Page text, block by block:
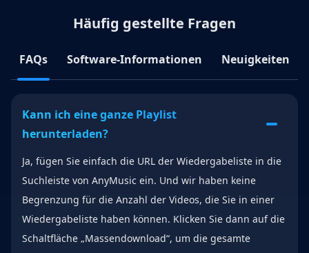
Häufig gestellte Fragen
FAQs Software-Informationen Neuigkeiten
Kann ich eine ganze Playlist
herunterladen?
Ja, fügen Sie einfach die URL der Wiedergabeliste in die
Suchleiste von AnyMusic ein. Und wir haben keine
Begrenzung für die Anzahl der Videos, die Sie in einer
Wiedergabeliste haben können. Klicken Sie dann auf die
Schaltfläche „Massendownload“, um die gesamte